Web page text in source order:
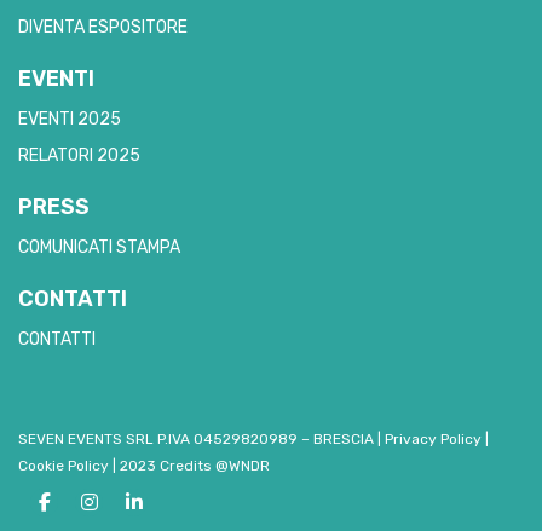
DIVENTA ESPOSITORE
EVENTI
EVENTI 2025
RELATORI 2025
PRESS
COMUNICATI STAMPA
CONTATTI
CONTATTI
SEVEN EVENTS SRL P.IVA 04529820989 – BRESCIA Privacy Policy
Cookie Policy
2023 Credits @WNDR